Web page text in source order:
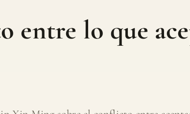
entre lo que